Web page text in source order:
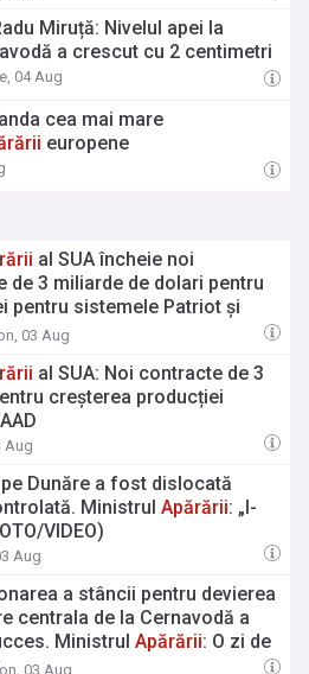
Miruță: Nivelul apei la
a crescut cu 2 centimetri
04 Aug
cea mai mare
europene
al SUA încheie noi
de 3 miliarde de dolari pentru
pentru sistemele Patriot și
03 Aug
al SUA: Noi contracte de 3
creșterea producției
Aug
Dunăre a fost dislocată
MinistrulApărării: „I-
VIDEO)
Aug
a stâncii pentru devierea
centrala de la Cernavodă a
MinistrulApărării: O zi de
a Centralei de la
03 Aug